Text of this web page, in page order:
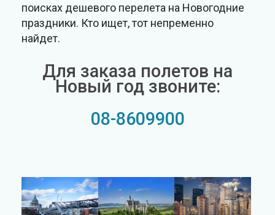
поисках дешевого перелета на Новогодние
праздники. Кто ищет, тот непременно
найдет.
Для заказа полетов на
Новый год звоните:
08-8609900